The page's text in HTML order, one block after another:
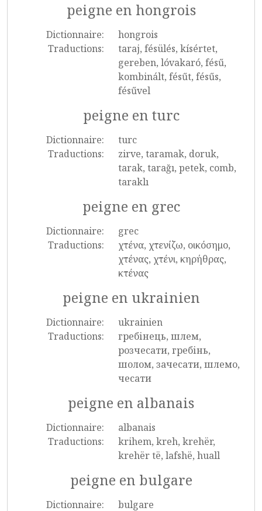
peigne en hongrois
Dictionnaire:
hongrois
Traductions:
taraj, fésülés, kísértet,
gereben, lóvakaró, fésű,
kombinált, fésűt, fésűs,
fésűvel
peigne en turc
Dictionnaire:
turc
Traductions:
zirve, taramak, doruk,
tarak, tarağı, petek, comb,
taraklı
peigne en grec
Dictionnaire:
grec
Traductions:
χτένα, χτενίζω, οικόσημο,
χτένας, χτένι, κηρήθρας,
κτένας
peigne en ukrainien
Dictionnaire:
ukrainien
Traductions:
гребінець, шлем,
розчесати, гребінь,
шолом, зачесати, шлемо,
чесати
peigne en albanais
Dictionnaire:
albanais
Traductions:
krihem, kreh, krehër,
krehër të, lafshë, huall
peigne en bulgare
Dictionnaire: bulgare